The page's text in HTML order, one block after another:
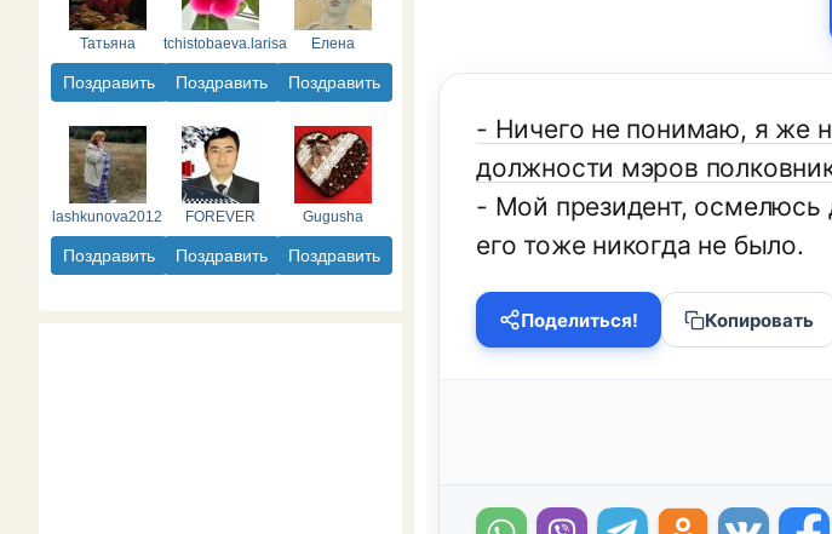
Татьяна
Поздравить
tchistobaeva.larisa
Поздравить
Елена
Поздравить
lashkunova2012
Поздравить
FOREVER
Поздравить
Gugusha
Поздравить
- Ничего не понимаю, я же
должности мэров
- Мой президент,
его тоже никогда не было.
Поделиться! Копировать